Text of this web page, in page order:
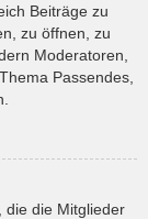
Beiträge zu
zu öffnen, zu
Moderatoren,
Passendes,
die die Mitglieder